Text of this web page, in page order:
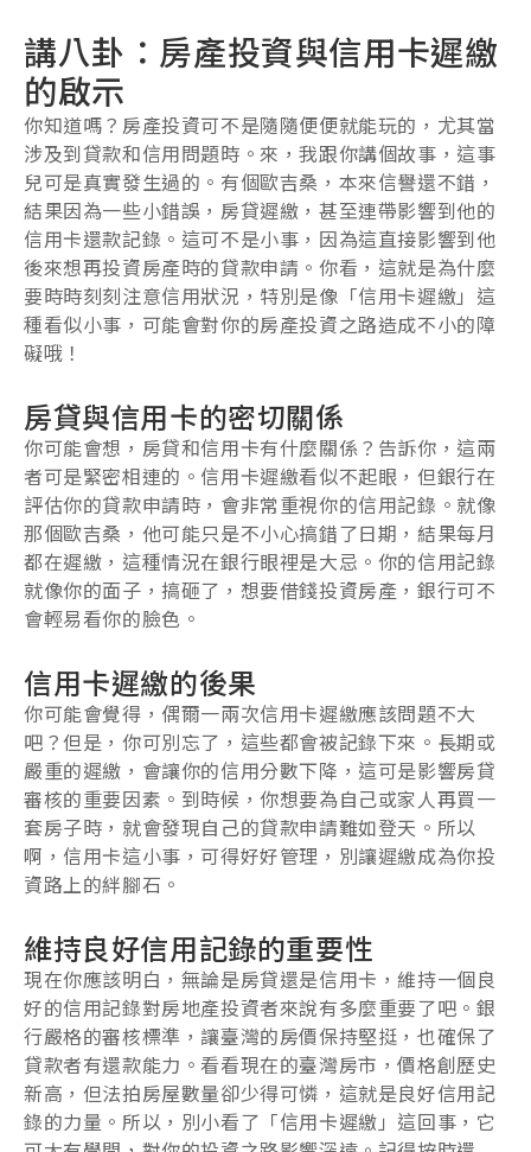
講八卦：房產投資與信用卡遲繳
的啟示
你知道嗎？房產投資可不是隨隨便便就能玩的，尤其當
涉及到貸款和信用問題時。來，我跟你講個故事，這事
兒可是真實發生過的。有個歐吉桑，本來信譽還不錯，
結果因為一些小錯誤，房貸遲繳，甚至連帶影響到他的
信用卡還款記錄。這可不是小事，因為這直接影響到他
後來想再投資房產時的貸款申請。你看，這就是為什麼
要時時刻刻注意信用狀況，特別是像「信用卡遲繳」這
種看似小事，可能會對你的房產投資之路造成不小的障
礙哦！
房貸與信用卡的密切關係
你可能會想，房貸和信用卡有什麼關係？告訴你，這兩
者可是緊密相連的。信用卡遲繳看似不起眼，但銀行在
評估你的貸款申請時，會非常重視你的信用記錄。就像
那個歐吉桑，他可能只是不小心搞錯了日期，結果每月
都在遲繳，這種情況在銀行眼裡是大忌。你的信用記錄
就像你的面子，搞砸了，想要借錢投資房產，銀行可不
會輕易看你的臉色。
信用卡遲繳的後果
你可能會覺得，偶爾一兩次信用卡遲繳應該問題不大
吧？但是，你可別忘了，這些都會被記錄下來。長期或
嚴重的遲繳，會讓你的信用分數下降，這可是影響房貸
審核的重要因素。到時候，你想要為自己或家人再買一
套房子時，就會發現自己的貸款申請難如登天。所以
啊，信用卡這小事，可得好好管理，別讓遲繳成為你投
資路上的絆腳石。
維持良好信用記錄的重要性
現在你應該明白，無論是房貸還是信用卡，維持一個良
好的信用記錄對房地產投資者來說有多麼重要了吧。銀
行嚴格的審核標準，讓臺灣的房價保持堅挺，也確保了
貸款者有還款能力。看看現在的臺灣房市，價格創歷史
新高，但法拍房屋數量卻少得可憐，這就是良好信用記
錄的力量。所以，別小看了「信用卡遲繳」這回事，它